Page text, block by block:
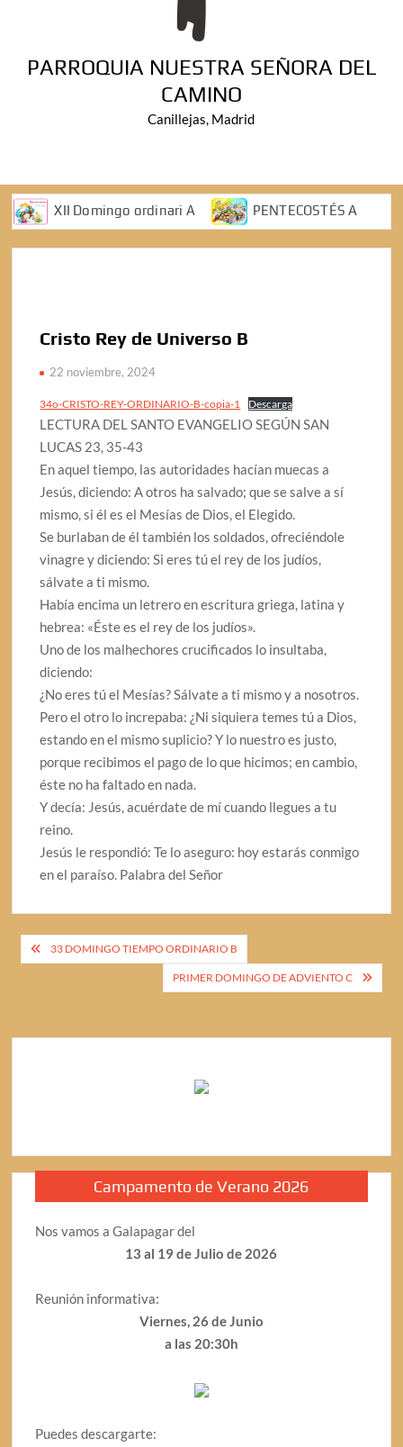
PARROQUIA NUESTRA SEÑORA DEL
CAMINO
Canillejas, Madrid
XII Domingo ordinari A
PENTECOSTÉS A
3 DOMINGO DE CUARESMA A
6 Domingo ordinario A
Cristo Rey de Universo B
22 noviembre, 2024
34o-CRISTO-REY-ORDINARIO-B-copia-1 Descarga
LECTURA DEL SANTO EVANGELIO SEGÚN SAN
LUCAS 23, 35-43
En aquel tiempo, las autoridades hacían muecas a
Jesús, diciendo: A otros ha salvado; que se salve a sí
mismo, si él es el Mesías de Dios, el Elegido.
Se burlaban de él también los soldados, ofreciéndole
vinagre y diciendo: Si eres tú el rey de los judíos,
sálvate a ti mismo.
Había encima un letrero en escritura griega, latina y
hebrea: «Éste es el rey de los judíos».
Uno de los malhechores crucificados lo insultaba,
diciendo:
¿No eres tú el Mesías? Sálvate a ti mismo y a nosotros.
Pero el otro lo increpaba: ¿Ni siquiera temes tú a Dios,
estando en el mismo suplicio? Y lo nuestro es justo,
porque recibimos el pago de lo que hicimos; en cambio,
éste no ha faltado en nada.
Y decía: Jesús, acuérdate de mí cuando llegues a tu
reino.
Jesús le respondió: Te lo aseguro: hoy estarás conmigo
en el paraíso. Palabra del Señor
Navegación
33 DOMINGO TIEMPO ORDINARIO B
PRIMER DOMINGO DE ADVIENTO C
Campamento de Verano 2026
Nos vamos a Galapagar del
13 al 19 de Julio de 2026
Reunión informativa:
Viernes, 26 de Junio
a las 20:30h
Puedes descargarte: